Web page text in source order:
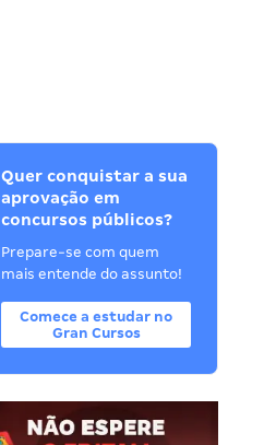
Quer conquistar a sua
aprovação em
concursos públicos?
Prepare-se com quem
mais entende do assunto!
Comece a estudar no
Gran Cursos